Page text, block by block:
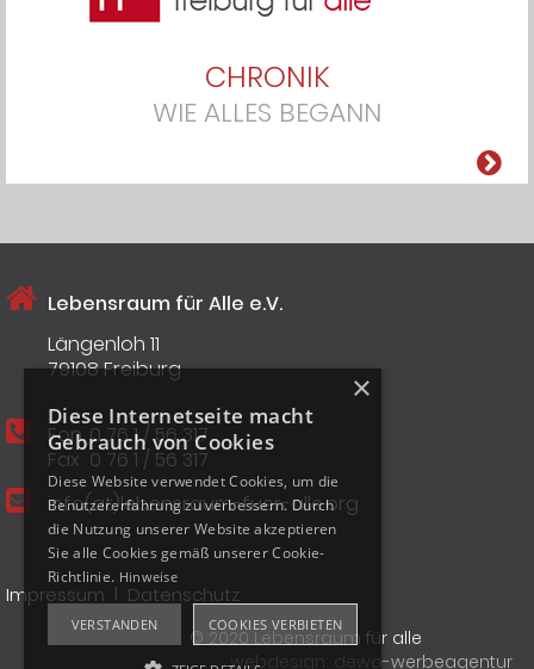
CHRONIK
WIE ALLES BEGANN
Lebensraum für Alle e.V.
Längenloh 11
79108 Freiburg
Fon 0 76 1 / 56 317
Fax 0 76 1 / 56 317
info(at)lebensraum-fuer-alle.org
Impressum I Datenschutz
© 2020 Lebensraum für alle
webdesign: dewo-werbeagentur
×
Diese Internetseite macht
Gebrauch von Cookies
Diese Website verwendet Cookies, um die
Benutzererfahrung zu verbessern. Durch
die Nutzung unserer Website akzeptieren
Sie alle Cookies gemäß unserer Cookie-
Richtlinie. Hinweise
VERSTANDEN COOKIES VERBIETEN